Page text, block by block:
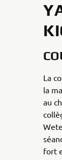
La
la
au
fort